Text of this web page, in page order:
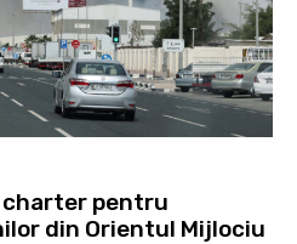
charter pentru
din Orientul Mijlociu